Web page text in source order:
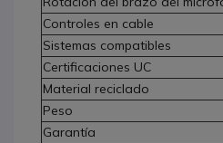
Controles en cable
Sistemas compatibles
Certificaciones UC
Material reciclado
Peso
Garantía